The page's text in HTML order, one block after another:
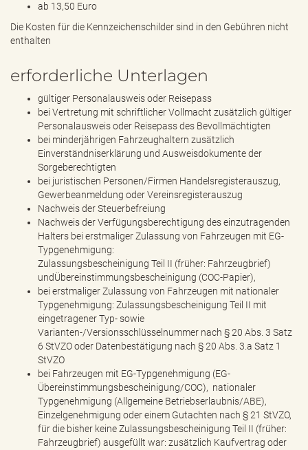
ab 13,50 Euro
Die Kosten für die Kennzeichenschilder sind in den Gebühren nicht
enthalten
erforderliche Unterlagen
gültiger Personalausweis oder Reisepass
bei Vertretung mit schriftlicher Vollmacht zusätzlich gültiger
Personalausweis oder Reisepass des Bevollmächtigten
bei minderjährigen Fahrzeughaltern zusätzlich
Einverständniserklärung und Ausweisdokumente der
Sorgeberechtigten
bei juristischen Personen/Firmen Handelsregisterauszug,
Gewerbeanmeldung oder Vereinsregisterauszug
Nachweis der Steuerbefreiung
Nachweis der Verfügungsberechtigung des einzutragenden
Halters bei erstmaliger Zulassung von Fahrzeugen mit EG-
Typgenehmigung:
Zulassungsbescheinigung Teil II (früher: Fahrzeugbrief)
undÜbereinstimmungsbescheinigung (COC-Papier),
bei erstmaliger Zulassung von Fahrzeugen mit nationaler
Typgenehmigung: Zulassungsbescheinigung Teil II mit
eingetragener Typ- sowie
Varianten-/Versionsschlüsselnummer nach § 20 Abs. 3 Satz
6 StVZO oder Datenbestätigung nach § 20 Abs. 3.a Satz 1
StVZO
bei Fahrzeugen mit EG-Typgenehmigung (EG-
Übereinstimmungsbescheinigung/COC), nationaler
Typgenehmigung (Allgemeine Betriebserlaubnis/ABE),
Einzelgenehmigung oder einem Gutachten nach § 21 StVZO,
für die bisher keine Zulassungsbescheinigung Teil II (früher:
Fahrzeugbrief) ausgefüllt war: zusätzlich Kaufvertrag oder